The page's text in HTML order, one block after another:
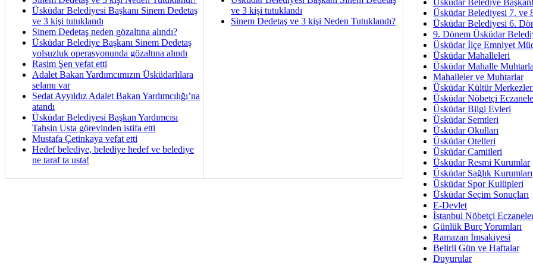
Üsküdar Belediyesi Başkanı Sinem Dedetaş
ve 3 kişi tutuklandı
Sinem Dedetaş neden gözaltına alındı?
Üsküdar Belediye Başkanı Sinem Dedetaş
yolsuzluk operasyonunda gözaltına alındı
Rasim Şen vefat etti
Adalet Bakan Yardımcımızın Üsküdarlılara
selamı var
Sedat Ayyıldız Adalet Bakan Yardımcılığı’na
atandı
Üsküdar Belediyesi Başkan Yardımcısı
Tahsin Usta görevinden istifa etti
Mustafa Çetinkaya vefat etti
Hedef belediye, belediye hedef ve belediye
ne taraf ta usta!
ve 3 kişi tutuklandı
Sinem Dedetaş ve 3 kişi Neden Tutuklandı?
İmar Sorunlarının Genel
Arakan
Bayramın
Ruhsal
Üsküdar
Üsküdar Belediye
Üsküdar Belediyesi 7. ve
Üsküdar Belediyesi 6.
9. Dönem Üsküdar
Üsküdar İlçe Emniyet
Üsküdar Mahalleleri
Üsküdar Mahalle
Mahalleler ve Muhtarlar
Üsküdar Kültür
Üsküdar Nöbetçi
Üsküdar Bilgi Evleri
Üsküdar Semtleri
Üsküdar Okulları
Üsküdar Otelleri
Üsküdar Camiileri
Üsküdar Resmi Kurumlar
Üsküdar Sağlık Kurumları
Üsküdar Spor Kulüpleri
Üsküdar Seçim Sonuçları
E-Devlet
İstanbul Nöbetçi
Günlük Burç Yorumları
Ramazan İmsakiyesi
Belirli Gün ve Haftalar
Duyurular